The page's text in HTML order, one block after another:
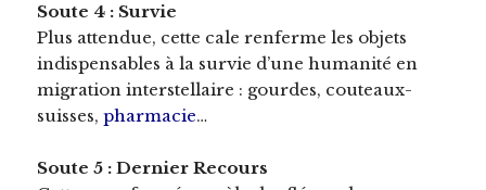
Soute 4 : Survie
Plus attendue, cette cale renferme les objets
indispensables à la survie d’une humanité en
migration interstellaire : gourdes, couteaux-
suisses,pharmacie…
Soute 5 : Dernier Recours